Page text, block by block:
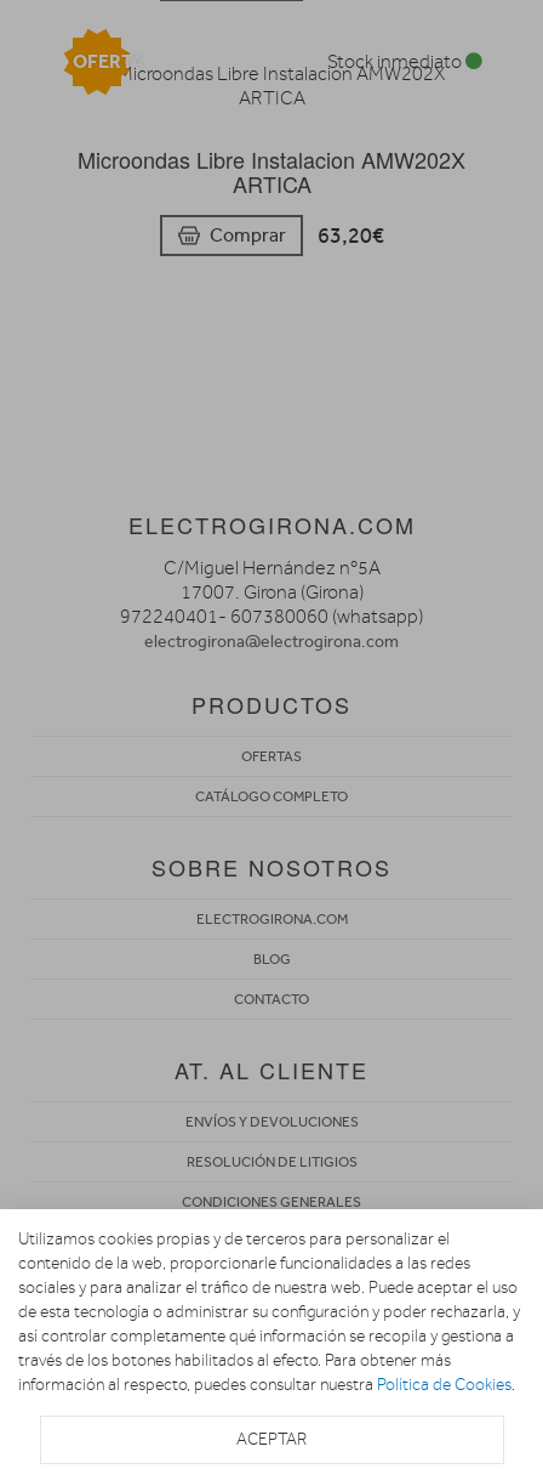
Microondas Libre Instalacion AMW202X
ARTICA
Comprar 63,20€
Stock inmediato
OFERTA
ELECTROGIRONA.COM
C/Miguel Hernández nº5A
17007. Girona (Girona)
972240401- 607380060 (whatsapp)
electrogirona@electrogirona.com
PRODUCTOS
OFERTAS
CATÁLOGO COMPLETO
SOBRE NOSOTROS
ELECTROGIRONA.COM
BLOG
CONTACTO
AT. AL CLIENTE
ENVÍOS Y DEVOLUCIONES
RESOLUCIÓN DE LITIGIOS
CONDICIONES GENERALES
POLÍTICA DE PRIVACIDAD
AVISO LEGAL
USO DE COOKIES
Utilizamos cookies propias y de terceros para personalizar el
contenido de la web, proporcionarle funcionalidades a las redes
sociales y para analizar el tráfico de nuestra web. Puede aceptar el uso
de esta tecnología o administrar su configuración y poder rechazarla, y
así controlar completamente qué información se recopila y gestiona a
través de los botones habilitados al efecto. Para obtener más
información al respecto, puedes consultar nuestra Política de Cookies.
ACEPTAR